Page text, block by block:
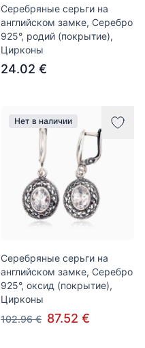
Серебряные серьги на
английском замке, Серебро
925°, родий (покрытие),
Цирконы
24.02 €
Нет в наличии
Серебряные серьги на
английском замке, Серебро
925°, оксид (покрытие),
Цирконы
102.96 € 87.52 €